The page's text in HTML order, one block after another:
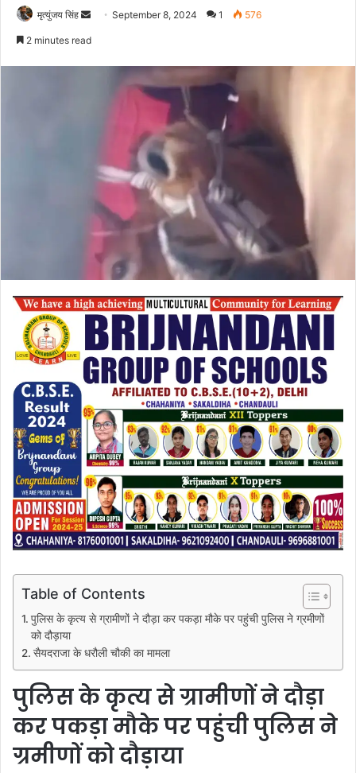
मृत्युंजय सिंह
SendSeptember 8, 2024 1 576
2 minutes read
Table of Contents
पुलिस के कृत्य से ग्रामीणों ने दौड़ा कर पकड़ा मौके पर पहुंची पुलिस ने ग्रमीणों
को दौड़ाया
सैयदराजा के धरौली चौकी का मामला
पुलिस के कृत्य से ग्रामीणों ने दौड़ा
कर पकड़ा मौके पर पहुंची पुलिस ने
ग्रमीणों को दौड़ाया